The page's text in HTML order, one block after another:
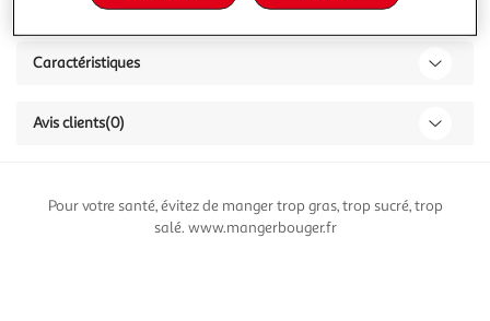
Caractéristiques
Avis clients(0)
Pour votre santé, évitez de manger trop gras, trop sucré, trop
salé. www.mangerbouger.fr